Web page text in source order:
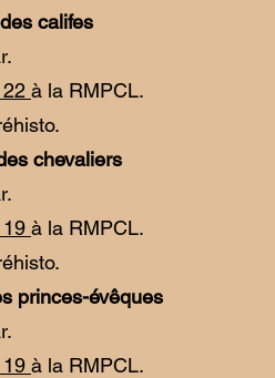
califes
à la RMPCL.
chevaliers
à la RMPCL.
princes-évêques
à la RMPCL.